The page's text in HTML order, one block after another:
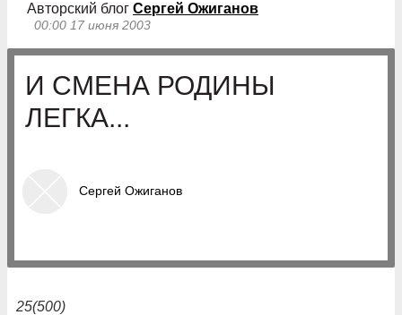
Авторский блог Сергей Ожиганов
00:00 17 июня 2003
И СМЕНА РОДИНЫ
ЛЕГКА...
Сергей Ожиганов
25(500)